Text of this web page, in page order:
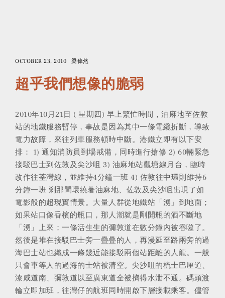
OCTOBER 23, 2010 梁偉然
超乎我們想像的脆弱
2010年10月21日 ( 星期四) 早上繁忙時間，油麻地至佐敦
站的地鐵服務暫停，事故是因為其中一條電纜折斷，導致
電力故障，來往列車服務頓時中斷。港鐵立即有以下安
排： 1) 通知消防員到場戒備，同時進行搶修 2) 60輛緊急
接駁巴士到佐敦及尖沙咀 3) 油麻地站觀塘線月台，臨時
改作往荃灣線，並維持4分鐘一班 4) 佐敦往中環則維持6
分鐘一班 剎那間環繞著油麻地、佐敦及尖沙咀出現了如
電影般的超現實情景。大量人群從地鐵站「湧」到地面；
如果站口像香檳的瓶口，那人潮就是剛開瓶的酒不斷地
「湧」上來；一條活生生的彌敦道在數分鐘內被吞噬了。
然後是堆在接駁巴士旁一疊疊的人，再漫延至路兩旁的過
海巴士站也織成一條幾近能接駁兩個站距離的人龍。一般
只會車等人的過海的士站被清空。尖沙咀的梳士巴厘道、
漆咸道南、彌敦道以至廣東道全被擠得水泄不通。碼頭渡
輪立即加班，往灣仔的航班同時開啟下層接載乘客。儘管